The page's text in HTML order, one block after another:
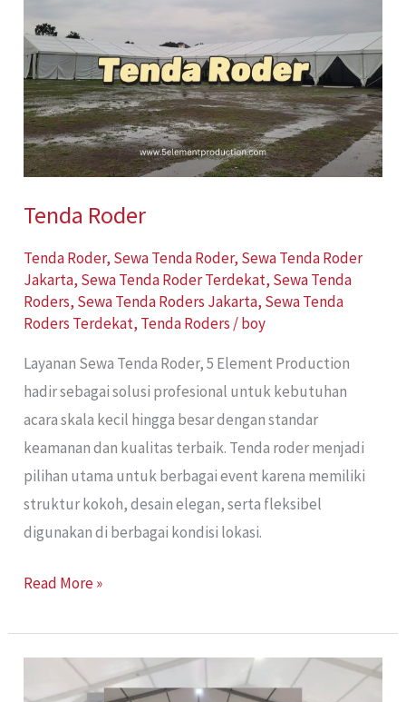
Tenda Roder
Tenda Roder, Sewa Tenda Roder, Sewa Tenda Roder
Jakarta, Sewa Tenda Roder Terdekat, Sewa Tenda
Roders, Sewa Tenda Roders Jakarta, Sewa Tenda
Roders Terdekat, Tenda Roders /boy
Layanan Sewa Tenda Roder, 5 Element Production
hadir sebagai solusi profesional untuk kebutuhan
acara skala kecil hingga besar dengan standar
keamanan dan kualitas terbaik. Tenda roder menjadi
pilihan utama untuk berbagai event karena memiliki
struktur kokoh, desain elegan, serta fleksibel
digunakan di berbagai kondisi lokasi.
Read More »